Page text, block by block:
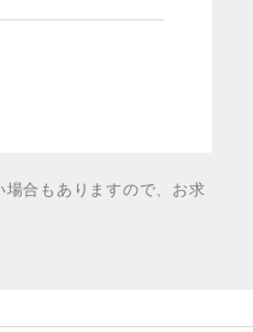
合もありますので、お求